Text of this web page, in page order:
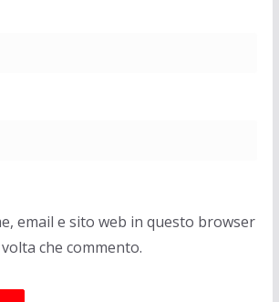
email e sito web in questo browser
che commento.